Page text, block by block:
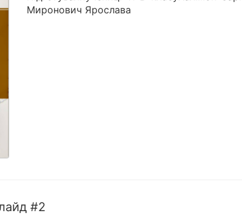
Миронович Ярослава
#2